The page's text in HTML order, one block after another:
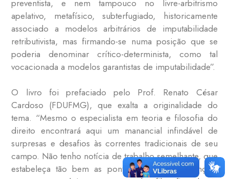
preventista, e nem tampouco no livre-arbitrismo
apelativo, metafísico, subterfugiado, historicamente
associado a modelos arbitrários de imputabilidade
retributivista, mas firmando-se numa posição que se
poderia denominar crítico-determinista, como tal
vocacionada a modelos garantistas de imputabilidade”.
O livro foi prefaciado pelo Prof. Renato César
Cardoso (FDUFMG), que exalta a originalidade do
tema. “Mesmo o especialista em teoria e filosofia do
direito encontrará aqui um manancial infindável de
surpresas e desafios às correntes tradicionais de seu
campo. Não tenho notícia de trabalho semelhante, que
estabeleça tão bem as pontes que aqui se lançam